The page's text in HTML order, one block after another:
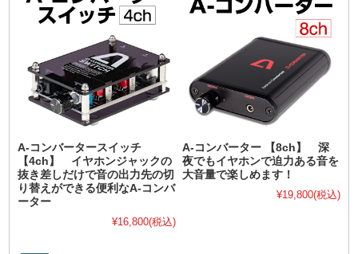
A-コンバータースイッチ
【4ch】 イヤホンジャックの
抜き差しだけで音の出力先の切
り替えができる便利なA-コンバ
ーター
¥16,800(税込)
A-コンバーター 【8ch】 深
夜でもイヤホンで迫力ある音を
大音量で楽しめます！
¥19,800(税込)